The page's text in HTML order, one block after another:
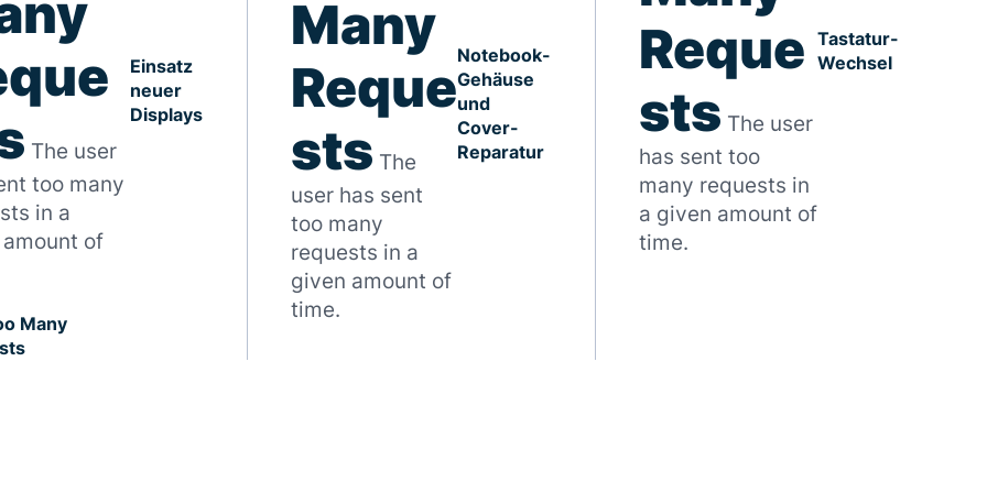
The user
too many
in a
of
Einsatz
neuer
Displays
Many
Many
Reque
sts The
user has sent
too many
requests in a
given amount of
time.
Notebook-
Gehäuse
und
Cover-
Reparatur
Reque
sts The user
has sent too
many requests in
a given amount of
time.
Tastatur-
Wechsel